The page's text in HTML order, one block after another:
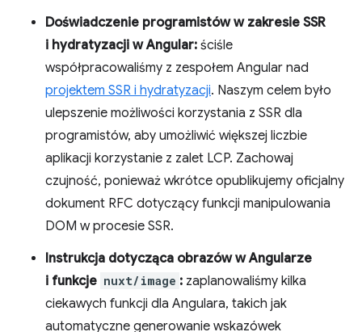
Doświadczenie programistów w zakresie SSR
i hydratyzacji w Angular: ściśle
współpracowaliśmy z zespołem Angular nad
projektem SSR i hydratyzacji. Naszym celem było
ulepszenie możliwości korzystania z SSR dla
programistów, aby umożliwić większej liczbie
aplikacji korzystanie z zalet LCP. Zachowaj
czujność, ponieważ wkrótce opublikujemy oficjalny
dokument RFC dotyczący funkcji manipulowania
DOM w procesie SSR.
Instrukcja dotycząca obrazów w Angularze
i funkcje nuxt/image : zaplanowaliśmy kilka
ciekawych funkcji dla Angulara, takich jak
automatyczne generowanie wskazówek